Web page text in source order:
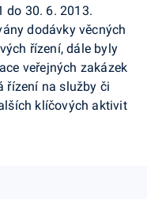
do 30. 6. 2013.
dodávky věcných
řízení, dále byly
veřejných zakázek
řízení na služby či
klíčových aktivit